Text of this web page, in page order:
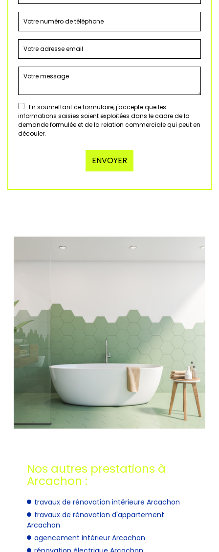
En soumettant ce formulaire, j'accepte que les
informations saisies soient exploitées dans le cadre de la
demande formulée et de la relation commerciale qui peut en
découler.
Nos autres prestations à
Arcachon :
travaux de rénovation intérieure Arcachon
travaux de rénovation d'appartement
Arcachon
agencement intérieur Arcachon